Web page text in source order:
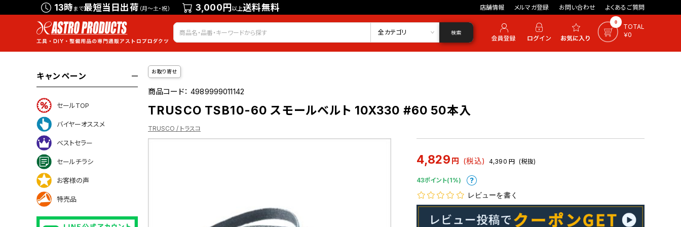
13時まで最短当日出荷 （月～土・祝） 3,000円以上送料無料 店舗情報 メルマガ登録 お問い合わせ よくあるご質問
会員登録 ログイン お気に入り 0
TOTAL
￥0
全カテゴリ 検索
キャンペーン
セールTOP
バイヤーオススメ
ベストセラー
セールチラシ
お客様の声
特売品
お取り寄せ
商品コード：4989999011142
TRUSCO TSB10-60 スモールベルト 10X330 #60 50本入
TRUSCO / トラスコ
4,829 円 (税込) 4,390 円 (税抜)
43ポイント(1%)
レビューを書く